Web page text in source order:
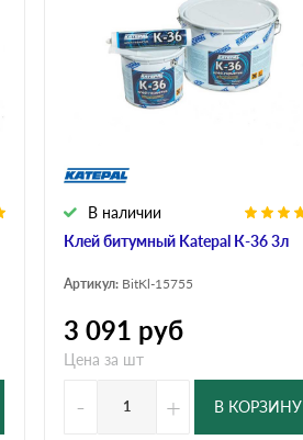
Клей битумный Katepal К-36 3л
В наличии
Артикул: BitKl-15755
3 091 руб
Цена за шт
- + В КОРЗИНУ